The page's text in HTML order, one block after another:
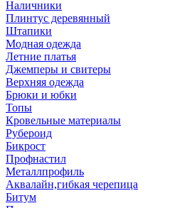
Наличники
Плинтус деревянный
Штапики
Модная одежда
Летние платья
Джемперы и свитеры
Верхняя одежда
Брюки и юбки
Топы
Кровельные материалы
Рубероид
Бикрост
Профнастил
Металлпрофиль
Аквалайн,гибкая черепица
Битум